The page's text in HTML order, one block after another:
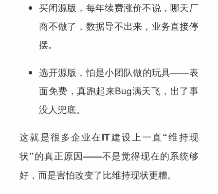
买闭源版，每年续费涨价不说，哪天厂
商不做了，数据导不出来，业务直接停
摆。
选开源版，怕是小团队做的玩具——表
面免费，真跑起来Bug满天飞，出了事
没人兜底。
这就是很多企业在IT建设上一直“维持现
状”的真正原因——不是觉得现在的系统够
好，而是害怕改变了比维持现状更糟。